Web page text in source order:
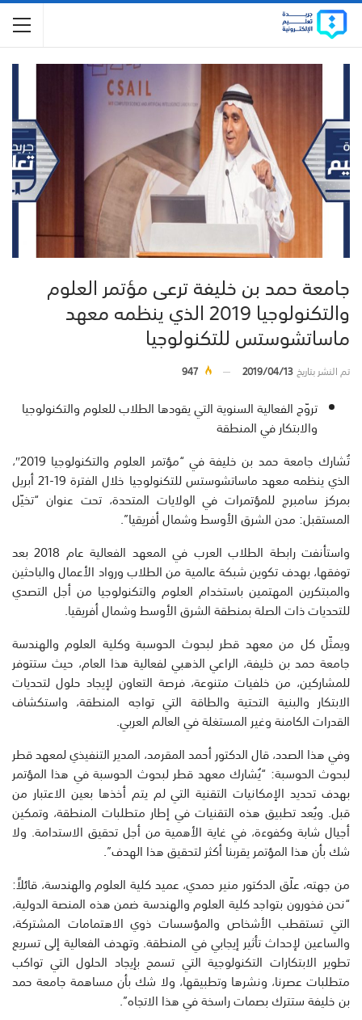
جامعة حمد بن خليفة ترعى مؤتمر العلوم
والتكنولوجيا 2019 الذي ينظمه معهد
ماساتشوستس للتكنولوجيا
تم النشر بتاريخ2019/04/13
947
تروّج الفعالية السنوية التي يقودها الطلاب للعلوم والتكنولوجيا
والابتكار في المنطقة
تُشارك جامعة حمد بن خليفة في “مؤتمر العلوم والتكنولوجيا 2019″،
الذي ينظمه معهد ماساتشوستس للتكنولوجيا خلال الفترة 19-21 أبريل
بمركز سامبرج للمؤتمرات في الولايات المتحدة، تحت عنوان “تخيّل
المستقبل: مدن الشرق الأوسط وشمال أفريقيا”.
واستأنفت رابطة الطلاب العرب في المعهد الفعالية عام 2018 بعد
توفقها، بهدف تكوين شبكة عالمية من الطلاب ورواد الأعمال والباحثين
والمبتكرين المهتمين باستخدام العلوم والتكنولوجيا من أجل التصدي
للتحديات ذات الصلة بمنطقة الشرق الأوسط وشمال أفريقيا.
ويمثّل كل من معهد قطر لبحوث الحوسبة وكلية العلوم والهندسة
جامعة حمد بن خليفة، الراعي الذهبي لفعالية هذا العام، حيث ستتوفر
للمشاركين، من خلفيات متنوعة، فرصة التعاون لإيجاد حلول لتحديات
الابتكار والبنية التحتية والطاقة التي تواجه المنطقة، واستكشاف
القدرات الكامنة وغير المستغلة في العالم العربي.
وفي هذا الصدد، قال الدكتور أحمد المقرمد، المدير التنفيذي لمعهد قطر
لبحوث الحوسبة: “يُشارك معهد قطر لبحوث الحوسبة في هذا المؤتمر
بهدف تحديد الإمكانيات التقنية التي لم يتم أخذها بعين الاعتبار من
قبل. ويُعد تطبيق هذه التقنيات في إطار متطلبات المنطقة، وتمكين
أجيال شابة وكفوءة، في غاية الأهمية من أجل تحقيق الاستدامة. ولا
شك بأن هذا المؤتمر يقربنا أكثر لتحقيق هذا الهدف”.
من جهته، علّق الدكتور منير حمدي، عميد كلية العلوم والهندسة، قائلاً:
“نحن فخورون بتواجد كلية العلوم والهندسة ضمن هذه المنصة الدولية،
التي تستقطب الأشخاص والمؤسسات ذوي الاهتمامات المشتركة،
والساعين لإحداث تأثير إيجابي في المنطقة. وتهدف الفعالية إلى تسريع
تطوير الابتكارات التكنولوجية التي تسمح بإيجاد الحلول التي تواكب
متطلبات عصرنا، ونشرها وتطبيقها، ولا شك بأن مساهمة جامعة حمد
بن خليفة ستترك بصمات راسخة في هذا الاتجاه”.